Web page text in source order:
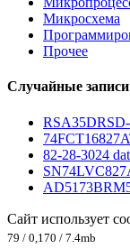
Микросхема
Прочее
Случайные записи
RSA35DRSD-
82-28-3024
Сайт использует
79 / 0,170 / 7.4mb